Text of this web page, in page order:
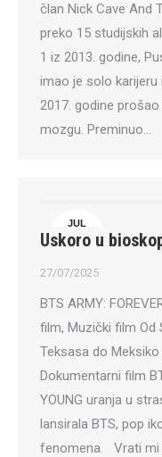
član Nick Cave And
preko 15 studijskih
1 iz 2013. godine,
imao je solo karijeru
2017. godine
mozgu. Preminuo…
JUL
27
Uskoro u
27/07/2025
BTS ARMY:
film, Muzički film Od
Teksasa do Meksiko
Dokumentarni film
YOUNG uranja u
lansirala BTS, pop
fenomena. Vrati mi